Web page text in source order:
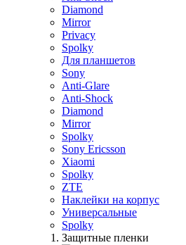
Diamond
Mirror
Privacy
Spolky
Для планшетов
Sony
Anti-Glare
Anti-Shock
Diamond
Mirror
Spolky
Sony Ericsson
Xiaomi
Spolky
ZTE
Наклейки на корпус
Универсальные
Spolky
Защитные пленки